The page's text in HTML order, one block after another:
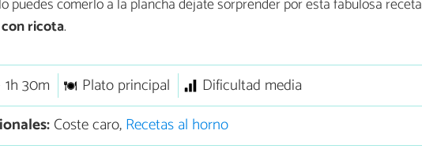
puedes comerlo a la plancha déjate sorprender por esta fabulosa receta
ricota.
1h 30m Plato principal
Dificultad media
Coste caro,Recetas al horno